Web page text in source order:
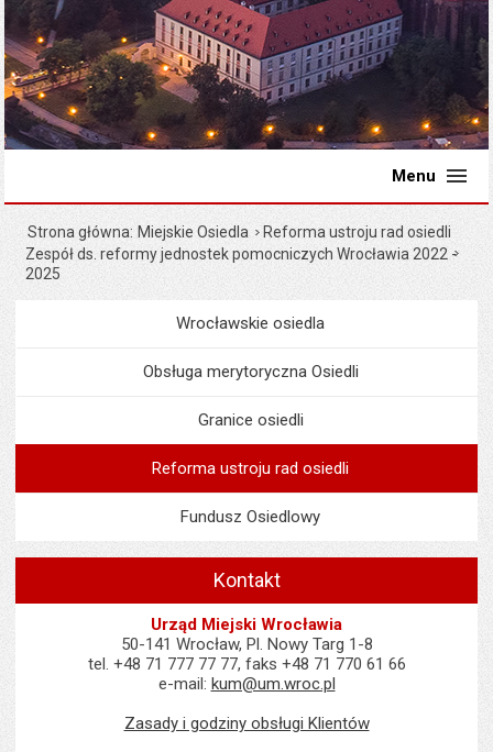
Menu
Strona główna Miejskie Osiedla
Reforma ustroju rad osiedli
Zespół ds. reformy jednostek pomocniczych Wrocławia 2022 -
2025
MenuMiejskie Osiedla
Wrocławskie osiedla
Obsługa merytoryczna Osiedli
Granice osiedli
Reforma ustroju rad osiedli
Fundusz Osiedlowy
Kontakt
Urząd Miejski Wrocławia
50-141 Wrocław, Pl. Nowy Targ 1-8
tel. +48 71 777 77 77, faks +48 71 770 61 66
e-mail: kum@um.wroc.pl
Zasady i godziny obsługi Klientów